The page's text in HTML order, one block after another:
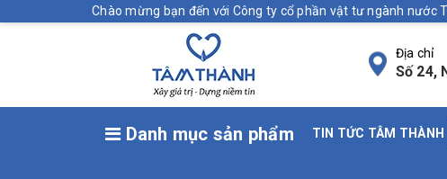
Chào mừng bạn đến với Công ty cổ phần vật tư ngành nước
Địa chỉ
Số 24,
Danh mục sản phẩm TIN TỨC TÂM THÀNH